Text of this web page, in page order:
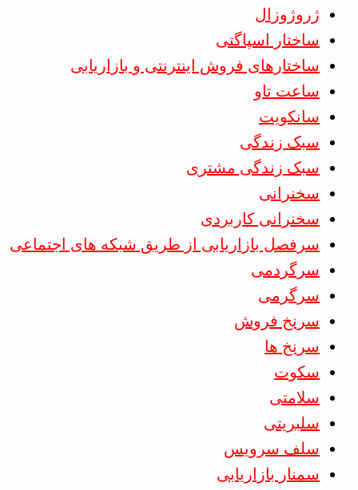
ژروژوزال
ساختار اسپاگتی
ساختارهای فروش اینترنتی و بازاریابی
ساعت تاو
سانکویت
سبک زندگی
سبک زندگی مشتری
سخنرانی
سخنرانی کاربردی
سرفصل بازاریابی از طریق شبکه های اجتماعی
سرگردمی
سرگرمی
سرنخ فروش
سرنخ ها
سکوت
سلامتی
سلبریتی
سلف سرویس
سمنار بازاریابی